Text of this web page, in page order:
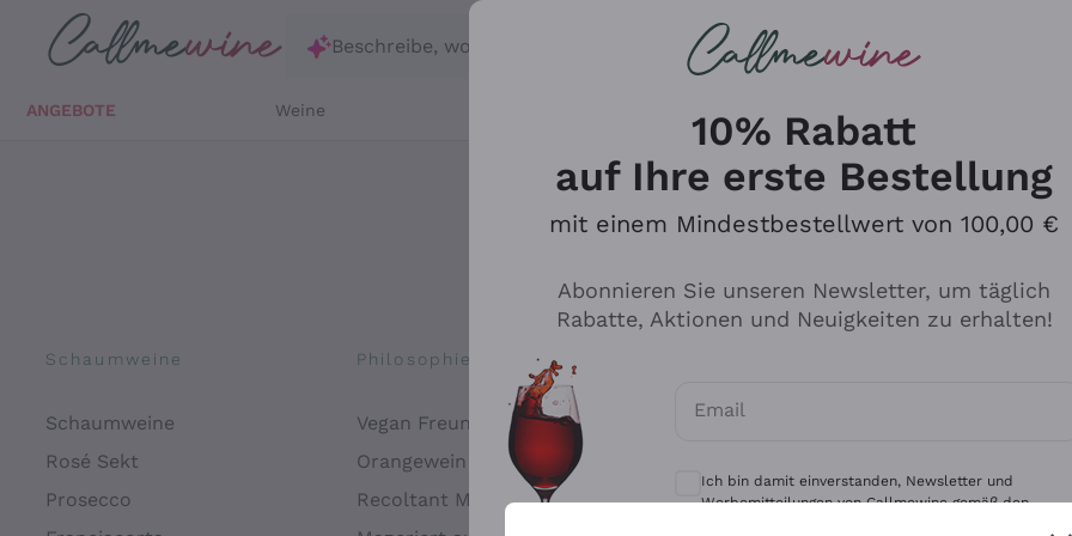
Zum Hauptinhalt springen
Beschreibe, wonach du suchst
ANGEBOTE Weine
Schaumweine
Schaumweine
Rosé Sekt
Prosecco
Philosophien
Vegan Freundlich
Orangewein
Recoltant Manipulant
Antinori
Ca' del Bosco
Gavi
10% Rabatt
auf Ihre erste Bestellung
mit einem Mindestbestellwert von 100,00 €
Abonnieren Sie unseren Newsletter, um täglich
Rabatte, Aktionen und Neuigkeiten zu erhalten!
Email
Optionale Einwilligungen zum Erhalt von
Ich bin damit einverstanden, Newsletter und
Werbemitteilungen von Callmewine gemäß den -